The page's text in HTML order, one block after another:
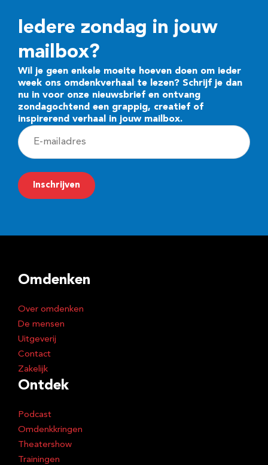
Iedere zondag in jouw
mailbox?
Wil je geen enkele moeite hoeven doen om ieder
week ons omdenkverhaal te lezen? Schrijf je dan
nu in voor onze nieuwsbrief en ontvang
zondagochtend een grappig, creatief of
inspirerend verhaal in jouw mailbox.
E
-
m
a
r
s
Inschrijven
Omdenken
Over omdenken
De mensen
Uitgeverij
Contact
Zakelijk
Ontdek
Podcast
Omdenkkringen
Theatershow
Trainingen